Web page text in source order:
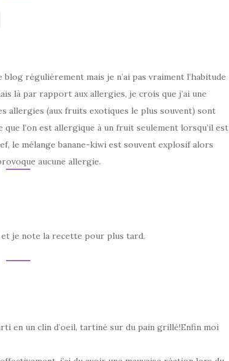
régulièrement mais je n’ai pas vraiment l’habitude
là par rapport aux allergies, je crois que j’ai une
allergies (aux fruits exotiques le plus souvent) sont
que l’on est allergique à un fruit seulement lorsqu’il est
le mélange banane-kiwi est souvent explosif alors
aucune allergie.
et je note la recette pour plus tard.
en un clin d’oeil, tartiné sur du pain grillé!Enfin moi